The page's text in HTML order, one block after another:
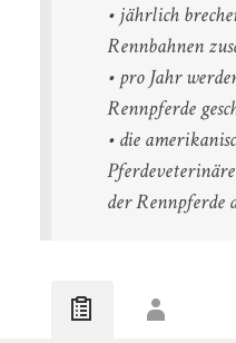
• jährlich
Rennbahnen
• pro Jahr
Rennpferde
• die
der Rennpferde